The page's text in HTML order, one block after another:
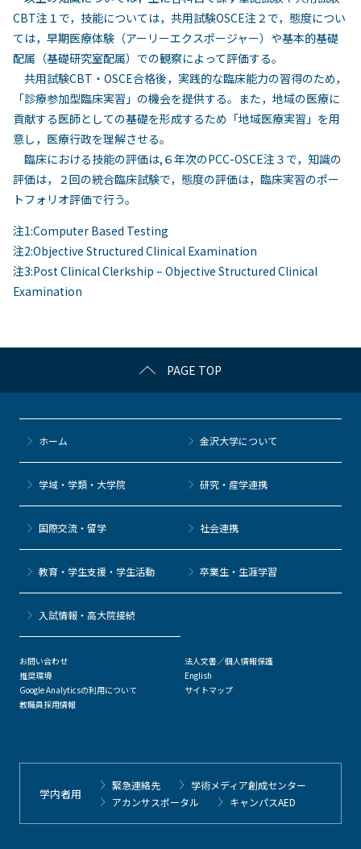
CBT注１で，技能については，共用試験OSCE注２で，態度につい
ては，早期医療体験（アーリーエクスポージャー）や基本的基礎
配属（基礎研究室配属）での観察によって評価する。
共用試験CBT・OSCE合格後，実践的な臨床能力の習得のため，
「診療参加型臨床実習」の機会を提供する。また，地域の医療に
貢献する医師としての基礎を形成するため「地域医療実習」を用
意し，医療行政を理解させる。
臨床における技能の評価は,６年次のPCC-OSCE注３で，知識の
評価は，２回の統合臨床試験で，態度の評価は，臨床実習のポー
トフォリオ評価で行う。
注1:Computer Based Testing
注2:Objective Structured Clinical Examination
注3:Post Clinical Clerkship – Objective Structured Clinical
Examination
PAGE TOP
ホーム 金沢大学について
学域・学類・大学院 研究・産学連携
国際交流・留学 社会連携
教育・学生支援・学生活動 卒業生・生涯学習
⼊試情報・高大院接続
お問い合わせ
推奨環境
Google Analyticsの利用について
教職員採用情報
法人文書／個人情報保護
English
サイトマップ
学内者用
緊急連絡先
学術メディア創成センター
アカンサスポータル
キャンパスAED